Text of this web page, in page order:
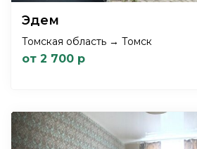
Эдем
Томская область → Томск
от 2 700 р